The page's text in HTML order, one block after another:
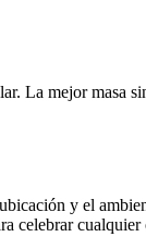
La mejor masa
y el
celebrar cualquier